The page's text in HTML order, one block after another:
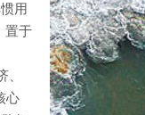
用
置于
心